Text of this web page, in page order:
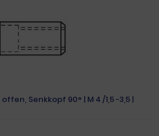
Senkkopf 90° | M 4 /1,5 -3,5 |